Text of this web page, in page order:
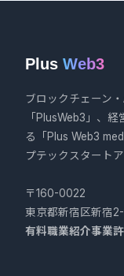
Plus Web3
ブロックチェーン
「PlusWeb3」、
る「Plus Web3
プテックスタート
〒160-0022
東京都新宿区新宿
有料職業紹介事業